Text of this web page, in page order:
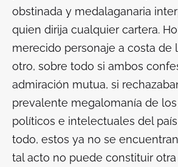
obstinada y medalaganaria
quien dirija cualquier cartera.
merecido personaje a costa de
otro, sobre todo si ambos
admiración mutua, si
prevalente megalomanía de
políticos e intelectuales del
todo, estos ya no se
tal acto no puede constituir